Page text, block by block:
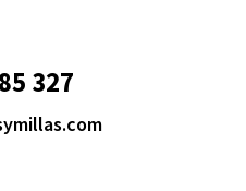
327